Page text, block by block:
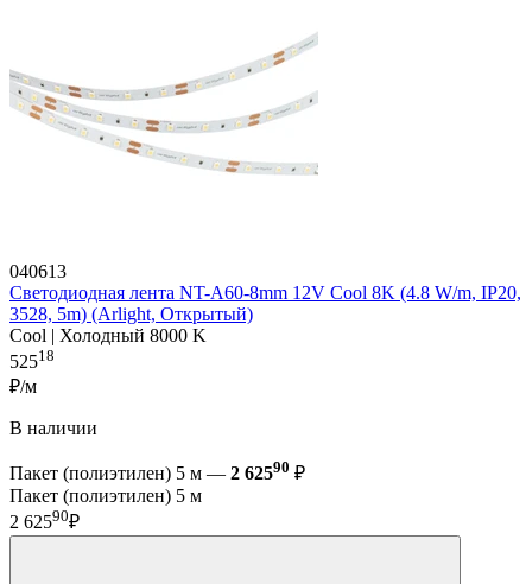
040613
Светодиодная лента NT-A60-8mm 12V Cool 8K (4.8 W/m, IP20,
3528, 5m) (Arlight, Открытый)
Cool | Холодный 8000 K
52518
₽/м
В наличии
Пакет (полиэтилен) 5 м — 2 62590 ₽
Пакет (полиэтилен) 5 м
2 62590₽